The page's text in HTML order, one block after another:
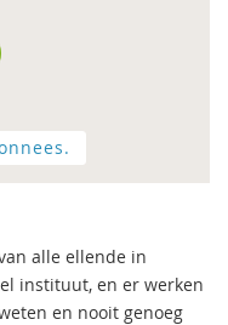
van alle ellende in
instituut, en er werken
en nooit genoeg